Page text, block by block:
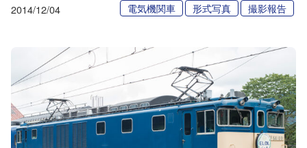
2014/12/04 電気機関車 形式写真 撮影報告